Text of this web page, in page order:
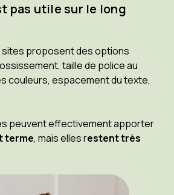
pas utile sur le long
sites proposent des options
taille de police au
couleurs, espacement du texte,
peuvent effectivement apporter
terme, mais elles restent très